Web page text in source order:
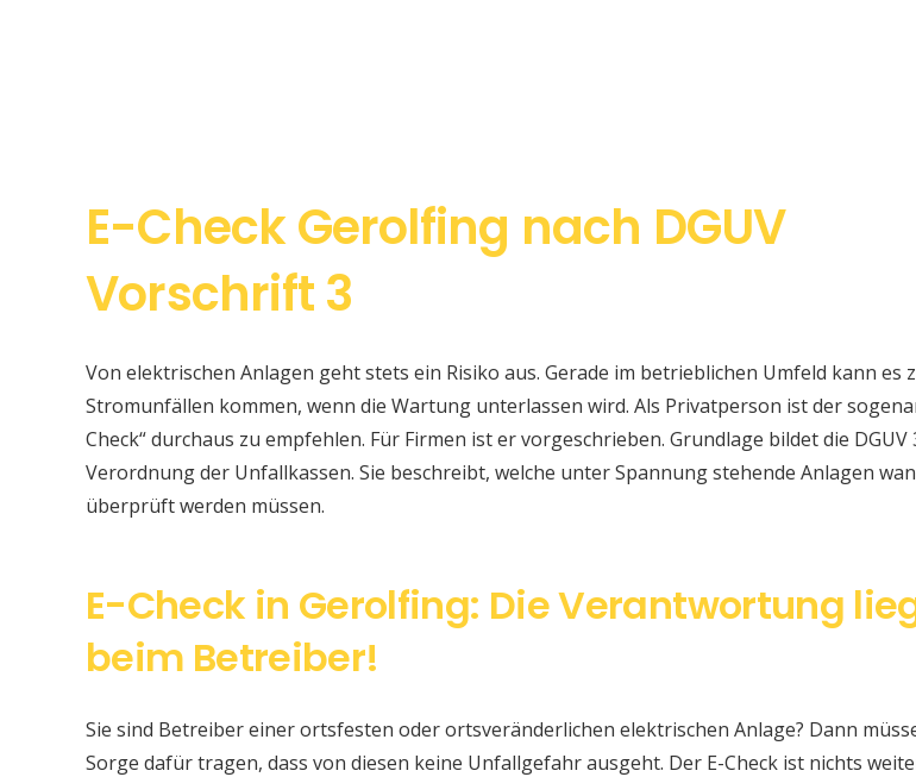
E-Check Gerolfing nach DGUV
Vorschrift 3
Von elektrischen Anlagen geht stets ein Risiko aus. Gerade im betrieblichen Umfeld kann es
Stromunfällen kommen, wenn die Wartung unterlassen wird. Als Privatperson ist der
Check“ durchaus zu empfehlen. Für Firmen ist er vorgeschrieben. Grundlage bildet die DGUV
Verordnung der Unfallkassen. Sie beschreibt, welche unter Spannung stehende Anlagen
überprüft werden müssen.
E-Check in Gerolfing: Die Verantwortung
beim Betreiber!
Sie sind Betreiber einer ortsfesten oder ortsveränderlichen elektrischen Anlage? Dann
Sorge dafür tragen, dass von diesen keine Unfallgefahr ausgeht. Der E-Check ist nichts